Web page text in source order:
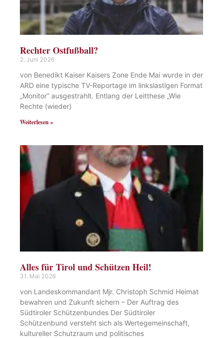
Rechter Ostfußball?
2. Juni 2026
von Benedikt Kaiser Kaisers Zone Ende Mai wurde in der
ARD eine typische TV-Reportage im linkslastigen Format
„Monitor“ ausgestrahlt. Entlang der Leitthese „Wie
Rechte (wieder)
Weiterlesen »
Alles für Tirol und Schützen Heil!
31. Mai 2026
von Landeskommandant Mjr. Christoph Schmid Heimat
bewahren und Zukunft sichern – Der Auftrag des
Südtiroler Schützenbundes Der Südtiroler
Schützenbund versteht sich als Wertegemeinschaft,
kultureller Schutzraum und politisches